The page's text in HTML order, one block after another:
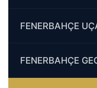
FENERBAHÇE
FENERBAHÇE